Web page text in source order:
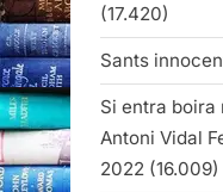
(17.420)
Sants
Si entra boira
Antoni Vidal
2022 (16.009)